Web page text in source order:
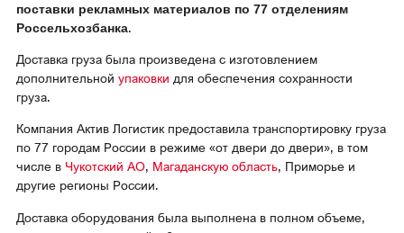
поставки рекламных материалов по 77 отделениям
Россельхозбанка.
Доставка груза была произведена с изготовлением
дополнительной упаковки для обеспечения сохранности
груза.
Компания Актив Логистик предоставила транспортировку груза
по 77 городам России в режиме «от двери до двери», в том
числе в Чукотский АО, Магаданскую область, Приморье и
другие регионы России.
Доставка оборудования была выполнена в полном объеме,